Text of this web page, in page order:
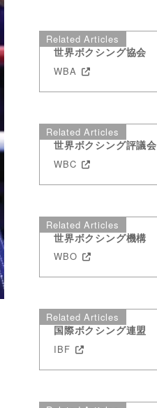
Related Articles
世界ボクシング協会
WBA
Related Articles
世界ボクシング評議会
WBC
Related Articles
世界ボクシング機構
WBO
Related Articles
国際ボクシング連盟
IBF